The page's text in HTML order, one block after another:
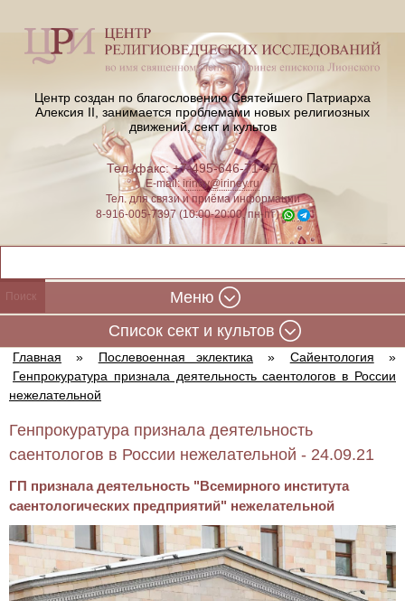
Центр создан по благословению Святейшего Патриарха
Алексия II, занимается проблемами новых религиозных
движений, сект и культов
Тел./факс: +7-495-646-71-47
E-mail:iriney@iriney.ru
Тел. для связи и приёма информации
8-916-005-7397 (10:00-20:00, пн-пт)
Меню
Cписок сект и культов
Главная » Послевоенная эклектика » Сайентология
»
Генпрокуратура признала деятельность саентологов в России
нежелательной
Генпрокуратура признала деятельность
саентологов в России нежелательной - 24.09.21
ГП признала деятельность "Всемирного института
саентологических предприятий" нежелательной